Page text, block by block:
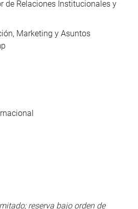
de Relaciones Institucionales y
Marketing y Asuntos
reserva bajo orden de